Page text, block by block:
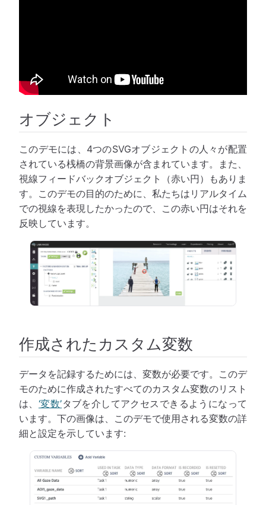
オブジェクト
このデモには、4つのSVGオブジェクトの人々が配置
されている桟橋の背景画像が含まれています。また、
視線フィードバックオブジェクト（赤い円）もありま
す。このデモの目的のために、私たちはリアルタイム
での視線を表現したかったので、この赤い円はそれを
反映しています。
作成されたカスタム変数
データを記録するためには、変数が必要です。このデ
モのために作成されたすべてのカスタム変数のリスト
は、 ‘変数’タブを介してアクセスできるようになって
います。下の画像は、このデモで使用される変数の詳
細と設定を示しています: